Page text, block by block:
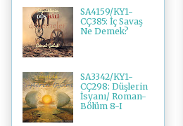
SA4159/KY1-
CÇ385: İç Savaş
Ne Demek?
SA3342/KY1-
CÇ298: Düşlerin
İsyanı/ Roman-
Bölüm 8-I